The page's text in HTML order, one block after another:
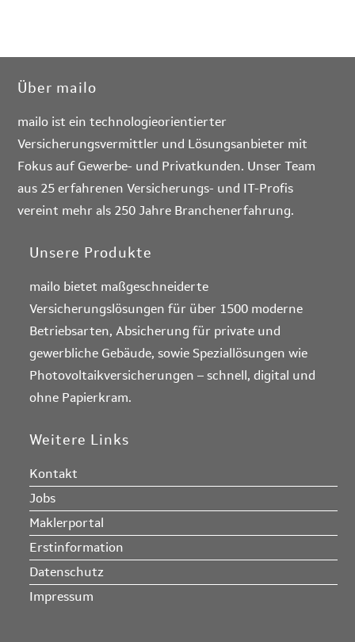
Über mailo
mailo ist ein technologieorientierter
Versicherungsvermittler und Lösungsanbieter mit
Fokus auf Gewerbe- und Privatkunden. Unser Team
aus 25 erfahrenen Versicherungs- und IT-Profis
vereint mehr als 250 Jahre Branchenerfahrung.
Unsere Produkte
mailo bietet maßgeschneiderte
Versicherungslösungen für über 1500 moderne
Betriebsarten, Absicherung für private und
gewerbliche Gebäude, sowie Speziallösungen wie
Photovoltaikversicherungen – schnell, digital und
ohne Papierkram.
Weitere Links
Kontakt
Jobs
Maklerportal
Erstinformation
Datenschutz
Impressum